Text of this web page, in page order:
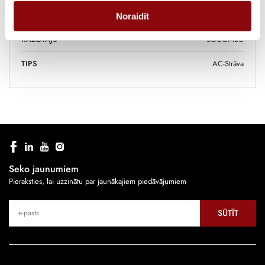
Noraidīt
RAŽOTĀJS SOCOMEC
TIPS AC-Strāva
Seko jaunumiem
Pieraksties, lai uzzinātu par jaunākajiem piedāvājumiem
SŪTĪT